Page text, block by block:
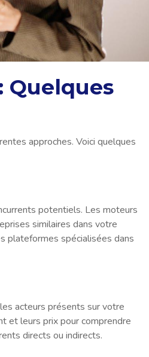
approches. Voici quelques
potentiels. Les moteurs
similaires dans votre
plateformes spécialisées dans
acteurs présents sur votre
et leurs prix pour comprendre
directs ou indirects.